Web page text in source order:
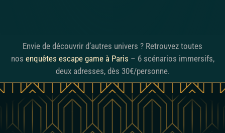
Envie de découvrir d’autres univers ? Retrouvez toutes
nos enquêtes escape game à Paris – 6 scénarios immersifs,
deux adresses, dès 30€/personne.